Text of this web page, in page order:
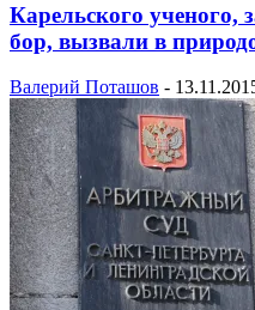
Карельского
бор, вызвали в
Валерий Поташов -